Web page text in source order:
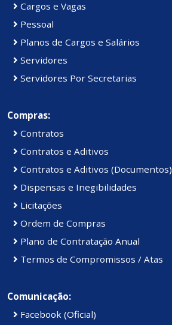
Cargos e Vagas
Pessoal
Planos de Cargos e Salários
Servidores
Servidores Por Secretarias
Compras:
Contratos
Contratos e Aditivos
Contratos e Aditivos (Documentos)
Dispensas e Inegibilidades
Licitações
Ordem de Compras
Plano de Contratação Anual
Termos de Compromissos / Atas
Comunicação:
Facebook (Oficial)